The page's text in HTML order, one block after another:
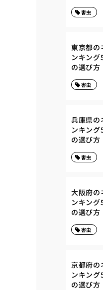
害虫
東京都の
ンキン
の選び方
害虫
兵庫県の
ンキン
の選び方
害虫
大阪府の
ンキン
の選び方
害虫
京都府の
ンキン
の選び方